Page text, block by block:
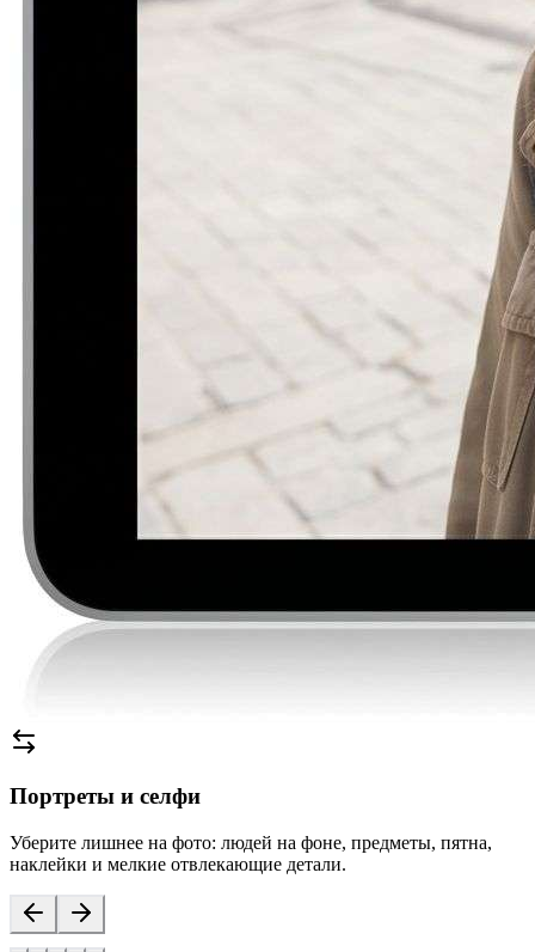
Портреты и селфи
Уберите лишнее на фото: людей на фоне, предметы, пятна,
наклейки и мелкие отвлекающие детали.